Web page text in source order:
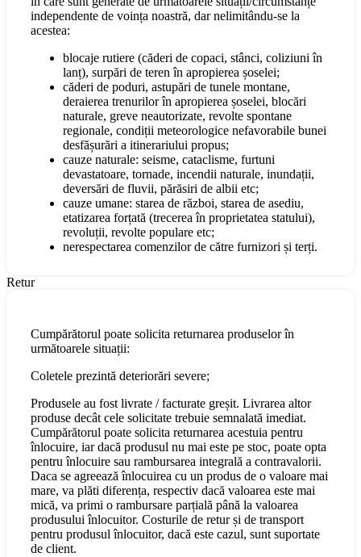
independente de voința noastră, dar nelimitându-se la
acestea:
blocaje rutiere (căderi de copaci, stânci, coliziuni în
lanț), surpări de teren în apropierea șoselei;
căderi de poduri, astupări de tunele montane,
deraierea trenurilor în apropierea șoselei, blocări
naturale, greve neautorizate, revolte spontane
regionale, condiții meteorologice nefavorabile bunei
desfășurări a itinerariului propus;
cauze naturale: seisme, cataclisme, furtuni
devastatoare, tornade, incendii naturale, inundații,
deversări de fluvii, părăsiri de albii etc;
cauze umane: starea de război, starea de asediu,
etatizarea forțată (trecerea în proprietatea statului),
revoluții, revolte populare etc;
nerespectarea comenzilor de către furnizori și terți.
Retur
Cumpărătorul poate solicita returnarea produselor în
următoarele situații:
Coletele prezintă deteriorări severe;
Produsele au fost livrate / facturate greșit. Livrarea altor
produse decât cele solicitate trebuie semnalată imediat.
Cumpărătorul poate solicita returnarea acestuia pentru
înlocuire, iar dacă produsul nu mai este pe stoc, poate opta
pentru înlocuire sau rambursarea integrală a contravalorii.
Daca se agreează înlocuirea cu un produs de o valoare mai
mare, va plăti diferența, respectiv dacă valoarea este mai
mică, va primi o rambursare parțială până la valoarea
produsului înlocuitor. Costurile de retur și de transport
pentru produsul înlocuitor, dacă este cazul, sunt suportate
de client.